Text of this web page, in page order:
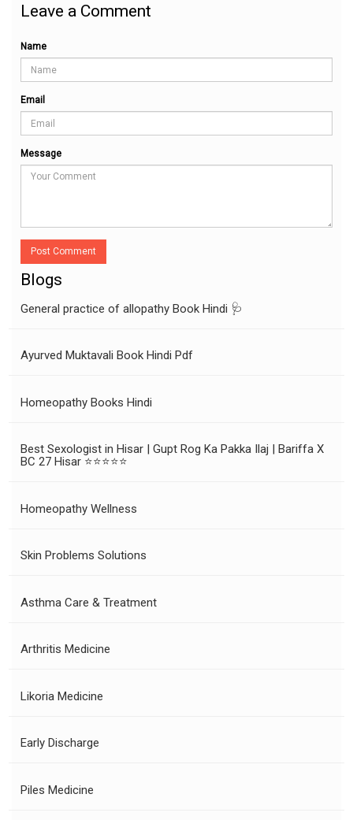
Leave a Comment
Name
Email
Message
Post Comment
Blogs
General practice of allopathy Book Hindi 🩺
Ayurved Muktavali Book Hindi Pdf
Homeopathy Books Hindi
Best Sexologist in Hisar | Gupt Rog Ka Pakka Ilaj | Bariffa X
BC 27 Hisar ⭐⭐⭐⭐⭐
Homeopathy Wellness
Skin Problems Solutions
Asthma Care & Treatment
Arthritis Medicine
Likoria Medicine
Early Discharge
Piles Medicine